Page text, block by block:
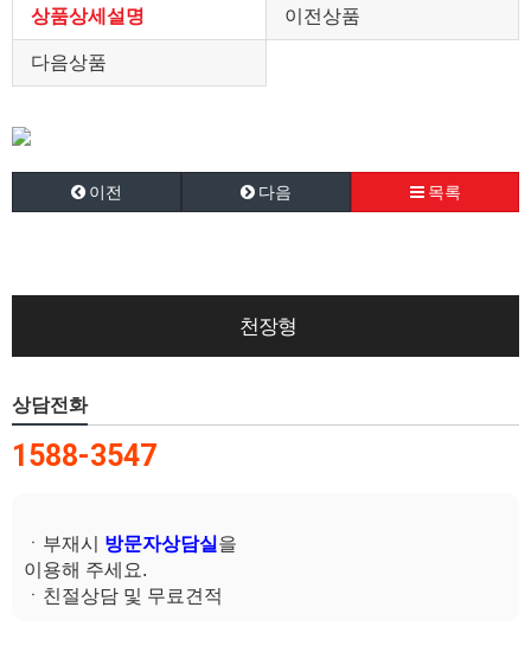
상품상세설명 이전상품
다음상품
이전 다음 목록
천장형
상담전화
1588-3547
ㆍ부재시 방문자상담실 을
이용해 주세요.
ㆍ친절상담 및 무료견적